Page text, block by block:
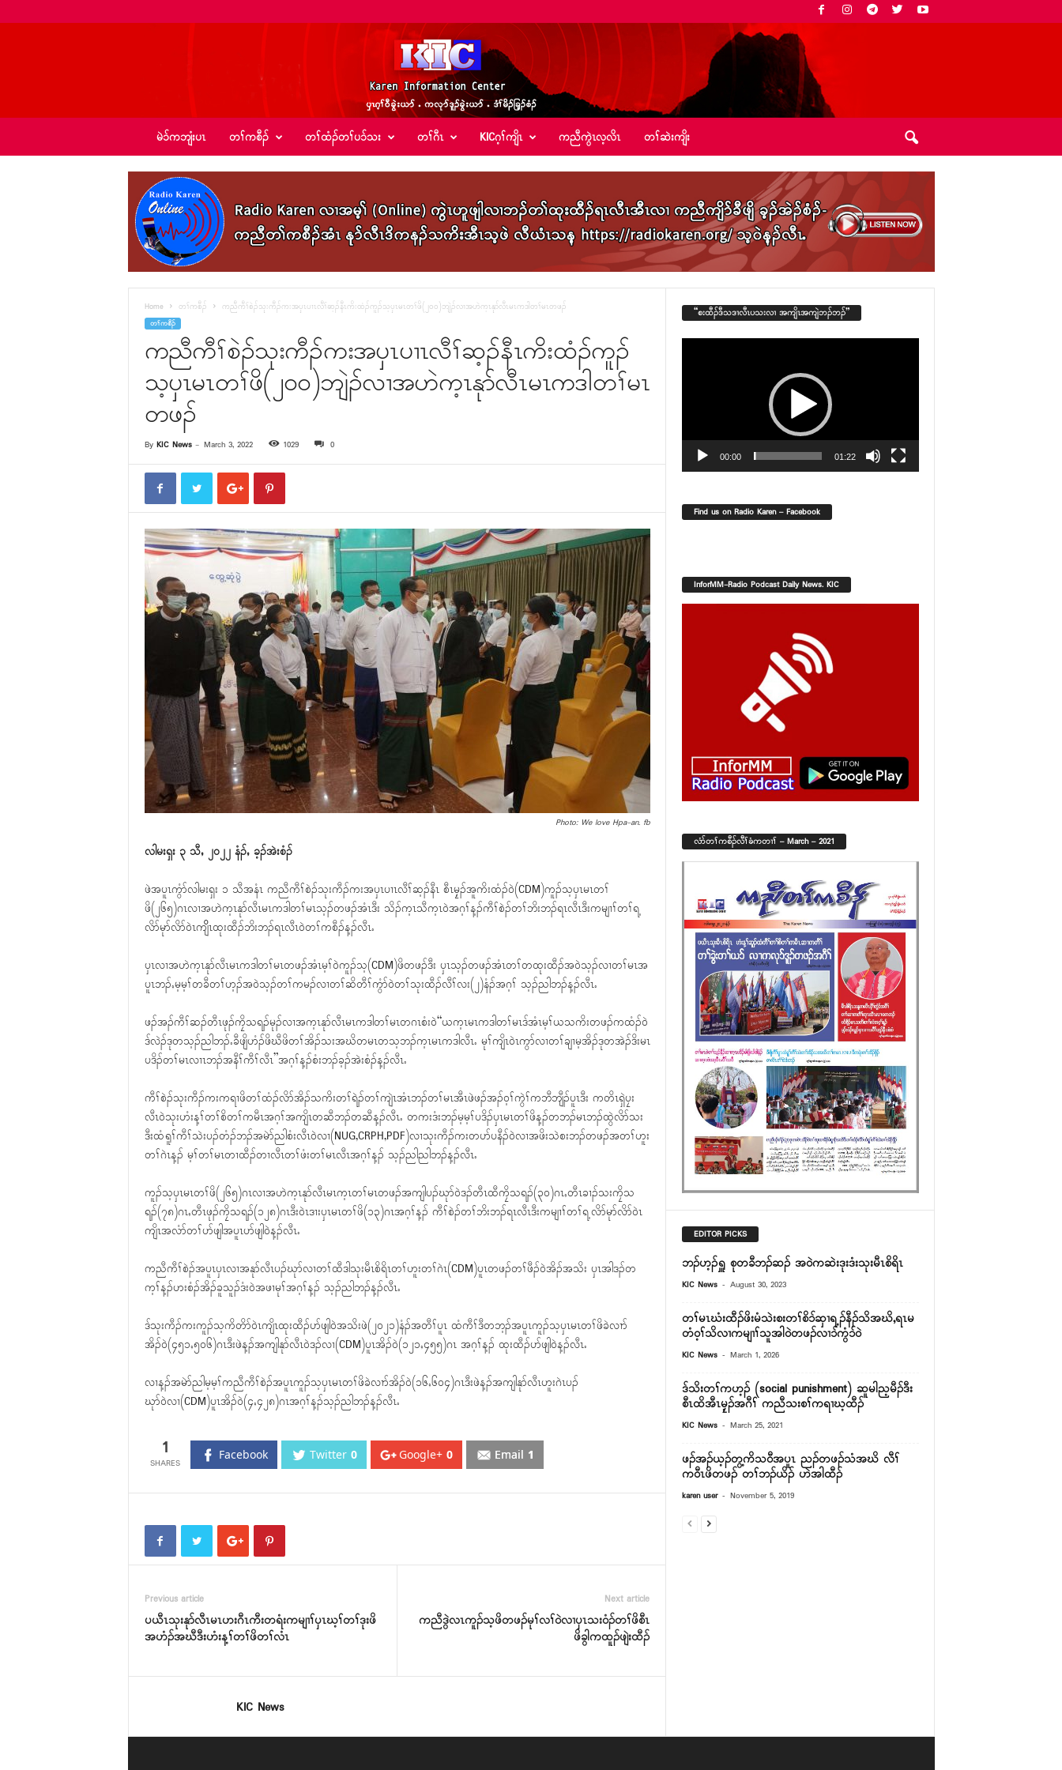
အဲ
မဲၥ်ကဘျံးပၤ တၢ်ကစီၣ် တၢ်ထံၣ်တၢ်ပၥ်သး တၢ်ဂီၤ KICဂ့ၢ်ကျိၤ ကညီကွဲၤလ့လိၤ တၢ်ဆဲးကျိး
Home တၢ်ကစီၣ် ကညီကီၢ်စဲၣ်သုးကီၣ်ကးအၦၤပၢၤလီၢ်ဆ့ၣ်နီၤကိးထံၣ်ကူၣ်သ့ၦၤမၤတၢ်ဖိ(၂၀၀)ဘျဲၣ်လၢအဟဲက့ၤနုာ်လီၤမၤကဒါတၢ်မၤတဖၣ်
တၢ်ကစီၣ်
ကညီကီၢ်စဲၣ်သုးကီၣ်ကးအၦၤပၢၤလီၢ်ဆ့ၣ်နီၤကိးထံၣ်ကူၣ်
သ့ၦၤမၤတၢ်ဖိ(၂၀၀)ဘျဲၣ်လၢအဟဲက့ၤနုာ်လီၤမၤကဒါတၢ်မၤ
တဖၣ်
By KIC News- March 3, 2022 1029 0
Photo: We love Hpa-an. fb
လါမးရှး ၃ သီႇ ၂၀၂၂ နံၣ်ႇ ခ့ၣ်အဲးစံၣ်
ဖဲအပူၤကွံာ်လါမးရှး ၁ သီအနံၤ ကညီကီၢ်စဲၣ်သုးကီၣ်ကးအၦၤပၢၤလီၢ်ဆ့ၣ်နီၤ စီၤမၠ့ၣ်အူကိးထံၣ်၀ဲ(CDM)ကူၣ်သ့ၦၤမၤတၢ်
ဖိ(၂၆၅)ဂၤလၢအဟဲက့ၤနုာ်လီၤမၤကဒါတၢ်မၤသ့ၣ်တဖၣ်အံၤဒီး သိၣ်က့ၤသီက့ၤ၀ဲအဂ့ၢ်န့ၣ်ကီၢ်စဲၣ်တၢ်ဘိးဘၣ်ရၤလီၤဒီးကမျၢၢ်တၢ်ရ့
လိာ်မုာ်လိာ်၀ဲၤကျိိၤထုးထီၣ်ဘိးဘၣ်ရၤလီၤ၀ဲတၢ်ကစီၣ်န့ၣ်လီၤႉ
ၦၤလၢအဟဲက့ၤနုာ်လီၤမၤကဒါတၢ်မၤတဖၣ်အံၤမ့ၢ်၀ဲကူၣ်သ့(CDM)ဖိတဖၣ်ဒီး ၦၤသ့ၣ်တဖၣ်အံၤတၢ်တထုးထီၣ်အ၀ဲသ့ၣ်လၢတၢ်မၤအ
ပူၤဘၣ်ႇမ့မ့ၢ်တခီတၢ်ဟ့ၣ်အ၀ဲသ့ၣ်တၢ်ကမၣ်လၢတၢ်ဆိတီၢ်ကွံာ်၀ဲတၢ်သုးထီၣ်လီၢ်လး(၂)နံၣ်အဂ့ၢ် သ့ၣ်ညါဘၣ်န့ၣ်လီၤႉ
ဖၣ်အၣ်ကီၢ်ဆၣ်တီၤဖုၣ်ကၠိသရၣ်မုၣ်လၢအက့ၤနုာ်လီၤမၤကဒါတၢ်မၤတဂၤစံး၀ဲ“ယက့ၤမၤကဒါတၢ်မၤဒ်အံၤမ့ၢ်ယသကိးတဖၣ်ကထံၣ်၀ဲ
ဒ်လဲၣ်ဒုတသ့ၣ်ညါဘၣ်ႉခီဖျိဟံၣ်ဖိဃီဖိတၢ်အိၣ်သးအဃိတမၤတသ့ဘၣ်က့ၤမၤကဒါလီၤႉ မုၢ်ကျိၤ၀ဲၤကွာ်လၢတၢ်ချၢမ့အိၣ်ဒုတအဲၣ်ဒိးမၤ
ပဒိၣ်တၢ်မၤလၢၤဘၣ်အနီၢ်ကီၢ်လီၤ”အဂ့ၢ်န့ၣ်စံးဘၣ်ခ့ၣ်အဲးစံၣ်န့ၣ်လီၤႉ
ကီၢ်စဲၣ်သုးကီၣ်ကးကရၢဖိတၢ်ထံၣ်လိာ်အိၣ်သကိးတၢ်ရဲၣ်တၢ်ကျဲၤအံၤဘၣ်တၢ်မၤအီၤဖဲဖၣ်အၣ်၀့ၢ်ကွဲၢ်ကဘီဘျီၣ်ပူၤဒီး ကတိၤရှဲပၠး
လီၤ၀ဲသုးဟံးန့ၢ်တၢ်စိတၢ်ကမီၤအဂ့ၢ်အကျိၤတဆီဘၣ်တဆီန့ၣ်လီၤႉ တကးဒံးဘၣ်မ့မ့ၢ်ပဒိၣ်ၦၤမၤတၢ်ဖိန့ၣ်တဘၣ်မၤဘၣ်ထွဲလိာ်သး
ဒီးထံရူၢ်ကီၢ်သဲးပၣ်တံၣ်ဘၣ်အမဲာ်ညါစံးလီၤ၀ဲလၢ(NUG,CRPH,PDF)လၢသုးကီၣ်ကးတပာ်ပနီၣ်၀ဲလၢအဖိးသဲစးဘၣ်တဖၣ်အတၢ်ဟူး
တၢ်ဂဲၤန့ၣ် မ့ၢ်တၢ်မၤတၢထီၣ်တၢလီၤတၢ်ဖံးတၢ်မၤလီၤအဂ့ၢ်န့ၣ် သ့ၣ်ညါညါဘၣ်န့ၣ်လီၤႉ
ကူၣ်သ့ၦၤမၤတၢ်ဖိ(၂၆၅)ဂၤလၢအဟဲက့ၤနုာ်လီၤမၤက့ၤတၢ်မၤတဖၣ်အကျါပၣ်ဃုာ်၀ဲဒၣ်တီၤထီကၠိသရၣ်(၃၀)ဂၤႇတီၤခၢၣ်သးကၠိသ
ရၣ်(၇၈)ဂၤႇတီၤဖုၣ်ကၠိသရၣ်(၁၂၈)ဂၤဒီး၀ဲၤဒၢးၦၤမၤတၢ်ဖိ(၁၃)ဂၤအဂ့ၢ်န့ၣ် ကီၢ်စဲၣ်တၢ်ဘိးဘၣ်ရၤလီၤဒီးကမျၢၢ်တၢ်ရ့လိာ်မုာ်လိာ်၀ဲၤ
ကျိၤအလံာ်တၢ်ပာ်ဖျါအပူၤပာ်ဖျါ၀ဲန့ၣ်လီၤႉ
ကညီကီၢ်စဲၣ်အပူၤၦၤလၢအနုာ်လီၤပၣ်ဃုာ်လၢတၢ်ထီဒါသုးမီၤစိရိၤတၢ်ဟူးတၢ်ဂဲၤ(CDM)ပူၤတဖၣ်တၢ်ဖီၣ်၀ဲအိၣ်အသိး ၦၤအါဒၣ်တ
က့ၢ်န့ၣ်ဟးစံၣ်အိၣ်ခူသူၣ်ဒံး၀ဲအဖၢမုၢ်အဂ့ၢ်န့ၣ် သ့ၣ်ညါဘၣ်န့ၣ်လီၤႉ
ဒ်သုးကီၣ်ကးကူၣ်သ့ကိတိာ်၀ဲၤကျိၤထုးထီၣ်ပာ်ဖျါ၀ဲအသိးဖဲ(၂၀၂၁)နံၣ်အတီၢ်ပူၤ ထံကီၢ်ဒီတဘ့ၣ်အပူၤကူၣ်သ့ၦၤမၤတၢ်ဖိခဲလၢာ်
အိၣ်၀ဲ(၄၅၁ႇ၅၀၆)ဂၤဒီးဖဲန့ၣ်အကျါနုာ်လီၤ၀ဲဒၣ်လၢ(CDM)ပူၤအိၣ်၀ဲ(၁၂၁ႇ၄၅၅)ဂၤ အဂ့ၢ်န့ၣ် ထုးထီၣ်ပာ်ဖျါ၀ဲန့ၣ်လီၤႉ
လၢန့ၣ်အမဲာ်ညါမ့မ့ၢ်ကညီကီၢ်စဲၣ်အပူၤကူၣ်သ့ၦၤမၤတၢ်ဖိခဲလၢာ်အိၣ်၀ဲ(၁၆ႇ၆၀၄)ဂၤဒီးဖဲန့ၣ်အကျါနုာ်လီၤဟူးဂဲၤပၣ်
ဃုာ်၀ဲလၢ(CDM)ပူၤအိၣ်၀ဲ(၄ႇ၄၂၈)ဂၤအဂ့ၢ်န့ၣ်သ့ၣ်ညါဘၣ်န့ၣ်လီၤႉ
1 Facebook Twitter 0 Google+ 0 Email 1
Previous article
ပယီၤသုးနုာ်လီၤမၤဟးဂီၤကီးတရံးကမျၢၢ်ၦၤဃ့ၢ်တၢ်ဒုးဖိ
အဟံၣ်အဃီဒီးဟံးန့ၢ်တၢ်ဖိတၢ်လံၤ
Next article
ကညီဒွဲလၤကူၣ်သ့ဖိတဖၣ်မုၢ်လၢ်၀ဲလၢၦၤသး၀ံၣ်တၢ်ဖိစီၤ
ဖိခွါကထူၣ်ဖျဲးထီၣ်
KIC News
“စးထီၣ်ဒီသဒၢလီၤပသးလၢ အကျိၤအကျဲဘၣ်ဘၣ်”
00:00 01:22
Find us on Radio Karen – Facebook
InforMM-Radio Podcast Daily News. KIC
လံာ်တၢ်ကစီၣ်လီၢ်ခံကတၢၢ် – March – 2021
EDITOR PICKS
ဘၣ်ဟ့ၣ်ရှူ စုတခီဘၣ်ဆၣ် အ၀ဲကဆဲးဒုးဒံးသုးမီၤစိရိၤ
KIC News - August 30, 2023
တၢ်မၤဃံးထီၣ်ဖိးမံသဲးစးတၢ်စိၥ်ဆှၢရ့ၣ်နီၣ်သိအဃိ,ရၤမ
တံဝ့ၢ်သိလၢကမျၢၢ်သူအါဝဲတဖၣ်လၢၥ်ကွံၥ်ဝဲ
KIC News - March 1, 2026
ဒ်သိးတၢ်ကဟ့ၣ် (social punishment) ဆူမါည့မီၣ်ဒီး
စီၤထိအီၤမၠ့ၣ်အဂီၢ် ကညီသးစၢ်ကရၢဃ့ထီၣ်
KIC News - March 25, 2021
ဖၣ်အၣ်ယ့ၣ်တွ့ကိသ၀ီအပူၤ ညၣ်တဖၣ်သံအဃိ လီၢ်
က၀ီၤဖိတဖၣ် တၢ်ဘၣ်ယိၣ် ဟဲအါထီၣ်
karen user - November 5, 2019